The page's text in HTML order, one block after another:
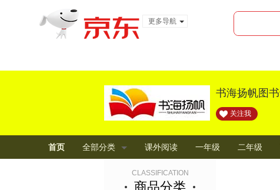
更多导航
书海扬帆图
关注我
首页 全部分类 课外阅读 一年级 二年级
CLASSIFICATION
商品分类